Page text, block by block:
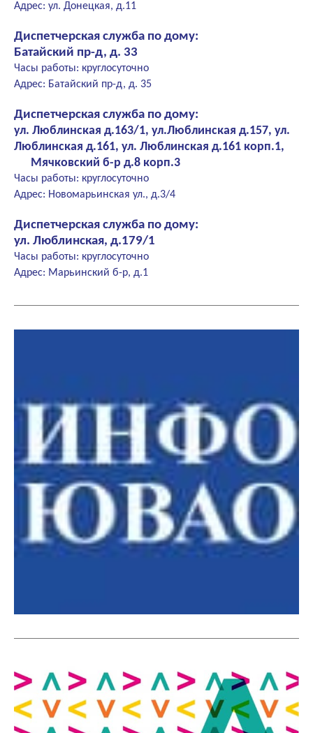
Адрес: ул. Донецкая, д.11
Диспетчерская служба по дому:
Батайский пр-д, д. 33
Часы работы: круглосуточно
Адрес: Батайский пр-д, д. 35
Диспетчерская служба по дому:
ул. Люблинская д.163/1, ул.Люблинская д.157, ул.
Люблинская д.161, ул. Люблинская д.161 корп.1,
Мячковский б-р д.8 корп.3
Часы работы: круглосуточно
Адрес: Новомарьинская ул., д.3/4
Диспетчерская служба по дому:
ул. Люблинская, д.179/1
Часы работы: круглосуточно
Адрес: Марьинский б-р, д.1